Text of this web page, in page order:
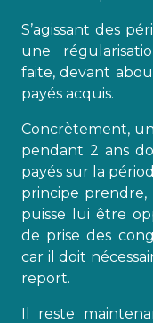
S’agissant des
une
faite, devant
payés acquis.
Concrètement,
pendant 2 ans
payés sur la
principe prendre,
puisse lui être
de prise des
car il doit
report.
Il reste